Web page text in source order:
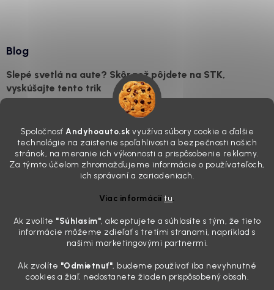
Spoločnosť Andyhoauto.sk využíva súbory cookie a ďalšie
technológie na zaistenie spoľahlivosti a bezpečnosti našich
stránok, na meranie ich výkonnosti a prispôsobenie reklamy.
Za týmto účelom zhromažďujeme informácie o používateľoch,
ich správaní a zariadeniach.
Viac informáciítu.
Ak zvolíte "Súhlasím", akceptujete a súhlasíte s tým, že tieto
informácie môžeme zdieľať s tretími stranami, napríklad s
našimi marketingovými partnermi.
Ak zvolíte "Odmietnuť", budeme používať iba nevyhnutné
cookies a žiaľ, nedostanete žiaden prispôsobený obsah.
Blog
Slepé svetlá na aute? Skôr než pôjdete na STK,
vyskúšajte tento trik
skutočnosti je? Často za to môžu práve „slepé“ svetlomety. Ten
mliečny, drsný povrch nie je len estetická vada. Keď slnko a soľ urobia
svoje, plexisklo začne svetlo rozptyľovať namiesto to...
Zabudnite na handru. Ak chcete mať auto naozaj čisté,
Poznáte ten moment. Vonku svieti slnko, vy sedíte v čerstvo
„upratanom“ aute, no pri pohľade na palubnú dosku vás ide poraziť. V
mriežkach ventilácie, okolo tlačidiel a v švíkoch sedačiek na vás stále
drzo pozerá prach. Handra ani vysávač tam jednodu...
Detailing nemusí stáť výplatu: 5 kúskov autokozmetiky,